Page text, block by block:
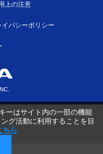
上の注意
イバシーポリシー
ーはサイト内の一部の機能
グ活動に利用することを目
ちら